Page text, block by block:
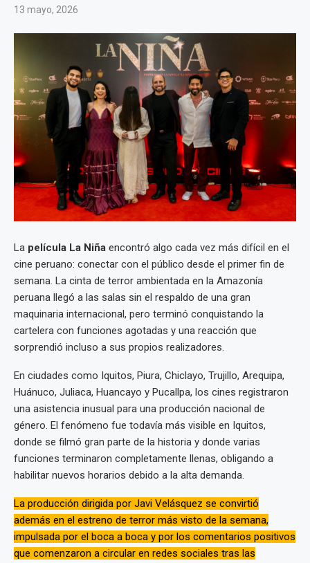
13 mayo, 2026
La película La Niña encontró algo cada vez más difícil en el
cine peruano: conectar con el público desde el primer fin de
semana. La cinta de terror ambientada en la Amazonía
peruana llegó a las salas sin el respaldo de una gran
maquinaria internacional, pero terminó conquistando la
cartelera con funciones agotadas y una reacción que
sorprendió incluso a sus propios realizadores.
En ciudades como Iquitos, Piura, Chiclayo, Trujillo, Arequipa,
Huánuco, Juliaca, Huancayo y Pucallpa, los cines registraron
una asistencia inusual para una producción nacional de
género. El fenómeno fue todavía más visible en Iquitos,
donde se filmó gran parte de la historia y donde varias
funciones terminaron completamente llenas, obligando a
habilitar nuevos horarios debido a la alta demanda.
La producción dirigida por Javi Velásquez se convirtió
además en el estreno de terror más visto de la semana,
impulsada por el boca a boca y por los comentarios positivos
que comenzaron a circular en redes sociales tras las